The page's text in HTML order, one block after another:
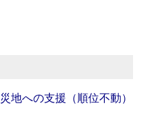
地への支援（順位不動）